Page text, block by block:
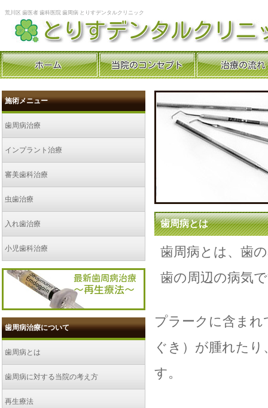
荒川区 歯医者 歯科医院 歯周病 とりすデンタルクリニック
歯周病とは
歯周病とは、歯
歯の周辺の病気
プラークに含まれ
ぐき）が腫れた
す。
施術メニュー
歯周病治療
インプラント治療
審美歯科治療
虫歯治療
入れ歯治療
小児歯科治療
歯周病治療について
歯周病とは
歯周病に対する当院の考え方
再生療法